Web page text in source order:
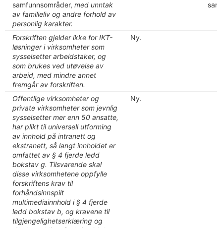
samfunnsområder, med unntak
av familieliv og andre forhold av
personlig karakter.
Forskriften gjelder ikke for IKT-
løsninger i virksomheter som
sysselsetter arbeidstaker, og
som brukes ved utøvelse av
arbeid, med mindre annet
fremgår av forskriften.
Ny.
Offentlige virksomheter og
private virksomheter som jevnlig
sysselsetter mer enn 50 ansatte,
har plikt til universell utforming
av innhold på intranett og
ekstranett, så langt innholdet er
omfattet av § 4 fjerde ledd
bokstav g. Tilsvarende skal
disse virksomhetene oppfylle
forskriftens krav til
forhåndsinnspilt
multimediainnhold i § 4 fjerde
ledd bokstav b, og kravene til
tilgjengelighetserklæring og
Ny.